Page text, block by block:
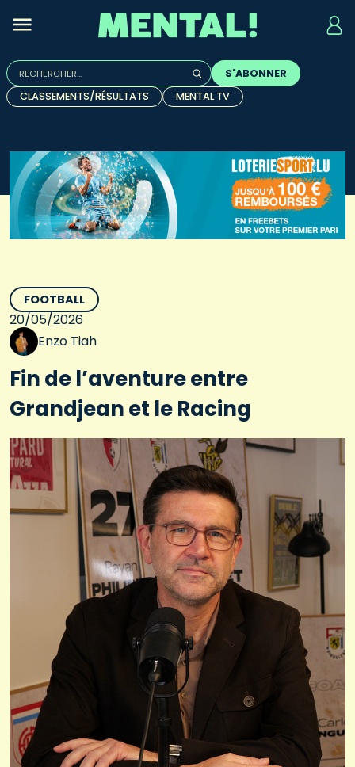
Rechercher :
Quand les résultats de l'auto-complétion sont
S'ABONNER
CLASSEMENTS/RÉSULTATS
MENTAL TV
FOOTBALL
20/05/2026
Enzo Tiah
Fin de l’aventure entre
Grandjean et le Racing